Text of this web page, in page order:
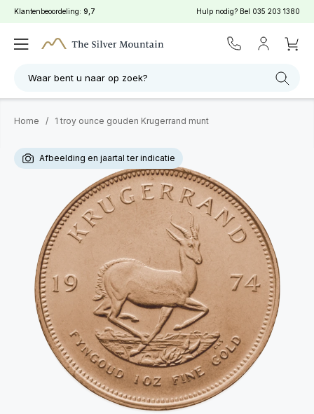
Klantenbeoordeling: 9,7 Hulp nodig? Bel 035 203 1380
Waar bent u naar op zoek?
Home / 1 troy ounce gouden Krugerrand munt
Afbeelding en jaartal ter indicatie